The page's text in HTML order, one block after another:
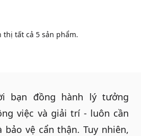
thị tất cả 5 sản phẩm.
bạn đồng hành lý tưởng
việc và giải trí - luôn cần
bảo vệ cẩn thận. Tuy nhiên,